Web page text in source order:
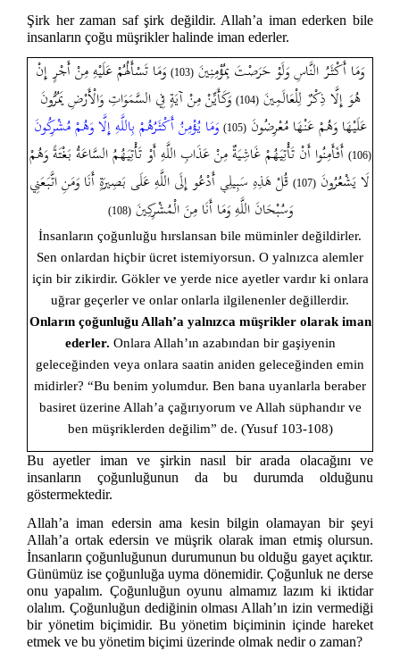
Şirk her zaman saf şirk değildir. Allah’a iman ederken bile
insanların çoğu müşrikler halinde iman ederler.
وَمَا أَكْثَرُ النَّاسِ وَلَوْ حَرَصْتَ بِمُؤْمِنِينَ (103)
وَمَا تَسْأَلُهُمْ عَلَيْهِ مِنْ أَجْرٍ إِنْ
هُوَ إِلَّا ذِكْرٌ لِلْعَالَمِينَ(104)
وَكَأَيِّنْ مِنْ آيَةٍ فِي السَّمَوَاتِ وَالْأَرْضِ يَمُرُّونَ
عَلَيْهَا وَهُمْ عَنْهَا مُعْرِضُونَ(105) وَمَا يُؤْمِنُ أَكْثَرُهُمْ بِاللَّهِ إِلَّا وَهُمْ مُشْرِكُونَ
(106)
أَفَأَمِنُوا أَنْ تَأْتِيَهُمْ غَاشِيَةٌ مِنْ عَذَابِ اللَّهِ أَوْ تَأْتِيَهُمُ السَّاعَةُ بَغْتَةً وَهُمْ
لَا يَشْعُرُونَ (107)
قُلْ هَذِهِ سَبِيلِي أَدْعُو إِلَى اللَّهِ عَلَى بَصِيرَةٍ أَنَا وَمَنِ اتَّبَعَنِي
وَسُبْحَانَ اللَّهِ وَمَا أَنَا مِنَ الْمُشْرِكِينَ(108)
İnsanların çoğunluğu hırslansan bile müminler değildirler.
Sen onlardan hiçbir ücret istemiyorsun. O yalnızca alemler
için bir zikirdir. Gökler ve yerde nice ayetler vardır ki onlara
uğrar geçerler ve onlar onlarla ilgilenenler değillerdir.
Onların çoğunluğu Allah’a yalnızca müşrikler olarak iman
ederler. Onlara Allah’ın azabından bir gaşiyenin
geleceğinden veya onlara saatin aniden geleceğinden emin
midirler? “Bu benim yolumdur. Ben bana uyanlarla beraber
basiret üzerine Allah’a çağırıyorum ve Allah süphandır ve
ben müşriklerden değilim” de. (Yusuf 103-108)
Bu ayetler iman ve şirkin nasıl bir arada olacağını ve
insanların çoğunluğunun da bu durumda olduğunu
göstermektedir.
Allah’a iman edersin ama kesin bilgin olamayan bir şeyi
Allah’a ortak edersin ve müşrik olarak iman etmiş olursun.
İnsanların çoğunluğunun durumunun bu olduğu gayet açıktır.
Günümüz ise çoğunluğa uyma dönemidir. Çoğunluk ne derse
onu yapalım. Çoğunluğun oyunu almamız lazım ki iktidar
olalım. Çoğunluğun dediğinin olması Allah’ın izin vermediği
bir yönetim biçimidir. Bu yönetim biçiminin içinde hareket
etmek ve bu yönetim biçimi üzerinde olmak nedir o zaman?